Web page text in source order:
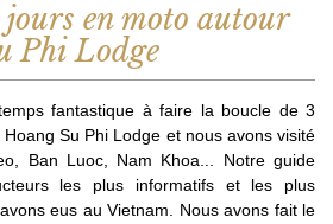
en moto autour
Phi Lodge
fantastique à faire la boucle de 3
Su Phi Lodge et nous avons visité
Ban Luoc, Nam Khoa... Notre guide
les plus informatifs et les plus
eus au Vietnam. Nous avons fait le